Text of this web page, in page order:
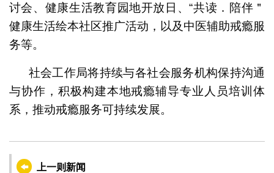
讨会、健康生活教育园地开放日、“共读．陪伴＂
健康生活绘本社区推广活动，以及中医辅助戒瘾服
务等。
社会工作局将持续与各社会服务机构保持沟通
与协作，积极构建本地戒瘾辅导专业人员培训体
系，推动戒瘾服务可持续发展。
上一则新闻